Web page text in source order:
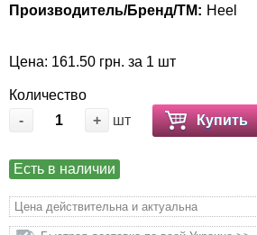
Производитель/Бренд/ТМ: Heel
Цена: 161.50 грн. за 1 шт
Количество
-
+ шт Купить
Есть в наличии
Цена действительна и актуальна
Післяопераційні засоби та витратні
Подарункові сертифікати